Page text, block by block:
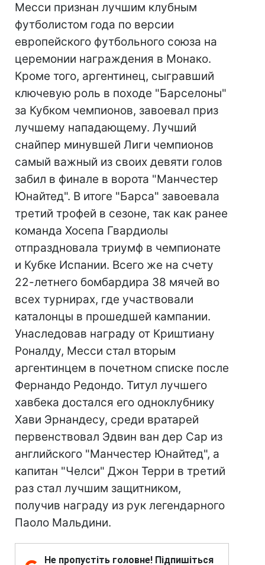
Месси признан лучшим клубным
футболистом года по версии
европейского футбольного союза на
церемонии награждения в Монако.
Кроме того, аргентинец, сыгравший
ключевую роль в походе "Барселоны"
за Кубком чемпионов, завоевал приз
лучшему нападающему. Лучший
снайпер минувшей Лиги чемпионов
самый важный из своих девяти голов
забил в финале в ворота "Манчестер
Юнайтед". В итоге "Барса" завоевала
третий трофей в сезоне, так как ранее
команда Хосепа Гвардиолы
отпраздновала триумф в чемпионате
и Кубке Испании. Всего же на счету
22-летнего бомбардира 38 мячей во
всех турнирах, где участвовали
каталонцы в прошедшей кампании.
Унаследовав награду от Криштиану
Роналду, Месси стал вторым
аргентинцем в почетном списке после
Фернандо Редондо. Титул лучшего
хавбека достался его одноклубнику
Хави Эрнандесу, среди вратарей
первенствовал Эдвин ван дер Сар из
английского "Манчестер Юнайтед", а
капитан "Челси" Джон Терри в третий
раз стал лучшим защитником,
получив награду из рук легендарного
Паоло Мальдини.
Не пропустіть головне! Підпишіться